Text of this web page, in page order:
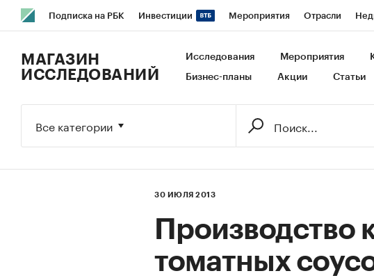
Подписка на РБК Инвестиции Мероприятия Отрасли
Исследования Кредитные рейтинги Франшизы Газета
МАГАЗИН
ИССЛЕДОВАНИЙ
Исследования Мероприятия
Бизнес-планы Акции Статьи
Все категории
30 ИЮЛЯ 2013
Производство
томатных